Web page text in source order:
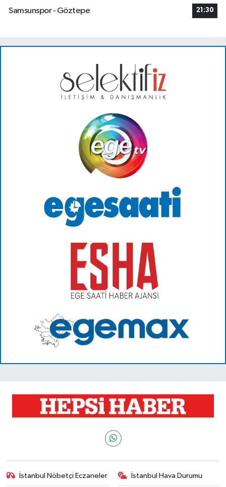
Samsunspor - Göztepe
21:30
İstanbul Nöbetçi Eczaneler İstanbul Hava Durumu